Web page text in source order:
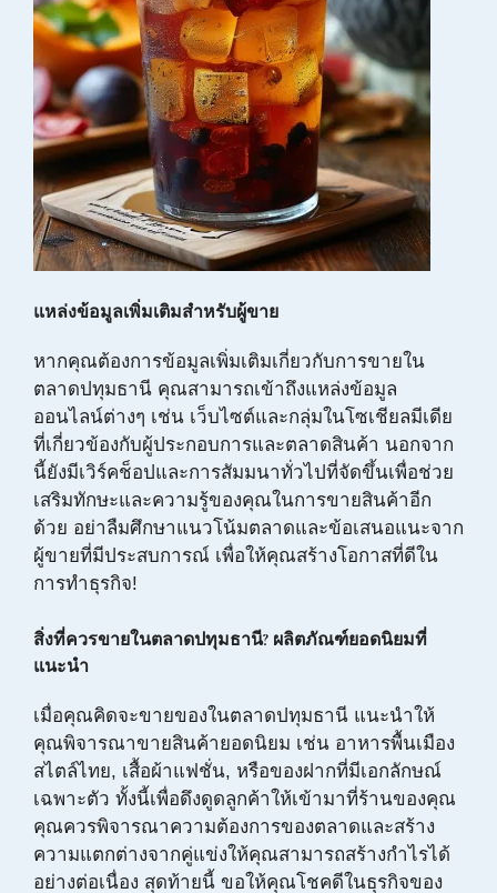
แหล่งข้อมูลเพิ่มเติมสำหรับผู้ขาย
หากคุณต้องการข้อมูลเพิ่มเติมเกี่ยวกับการขายใน
ตลาดปทุมธานี คุณสามารถเข้าถึงแหล่งข้อมูล
ออนไลน์ต่างๆ เช่น เว็บไซต์และกลุ่มในโซเชียลมีเดีย
ที่เกี่ยวข้องกับผู้ประกอบการและตลาดสินค้า นอกจาก
นี้ยังมีเวิร์คช็อปและการสัมมนาทั่วไปที่จัดขึ้นเพื่อช่วย
เสริมทักษะและความรู้ของคุณในการขายสินค้าอีก
ด้วย อย่าลืมศึกษาแนวโน้มตลาดและข้อเสนอแนะจาก
ผู้ขายที่มีประสบการณ์ เพื่อให้คุณสร้างโอกาสที่ดีใน
การทำธุรกิจ!
สิ่งที่ควรขายในตลาดปทุมธานี? ผลิตภัณฑ์ยอดนิยมที่
แนะนำ
เมื่อคุณคิดจะขายของในตลาดปทุมธานี แนะนำให้
คุณพิจารณาขายสินค้ายอดนิยม เช่น อาหารพื้นเมือง
สไตล์ไทย, เสื้อผ้าแฟชั่น, หรือของฝากที่มีเอกลักษณ์
เฉพาะตัว ทั้งนี้เพื่อดึงดูดลูกค้าให้เข้ามาที่ร้านของคุณ
คุณควรพิจารณาความต้องการของตลาดและสร้าง
ความแตกต่างจากคู่แข่งให้คุณสามารถสร้างกำไรได้
อย่างต่อเนื่อง สุดท้ายนี้ ขอให้คุณโชคดีในธุรกิจของ